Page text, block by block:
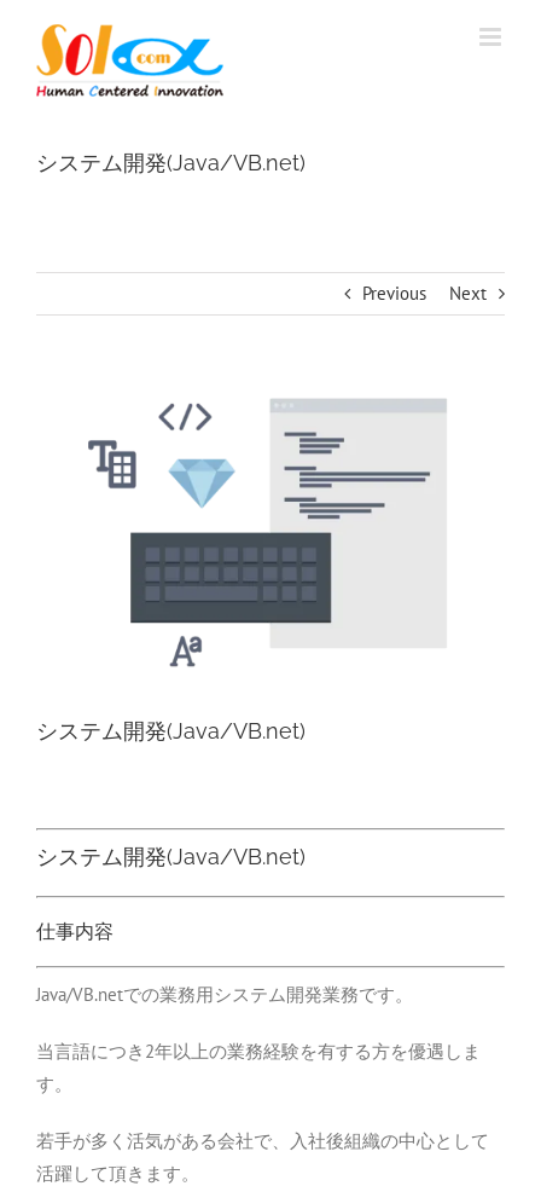
content
システム開発(Java/VB.net)
Previous Next
システム開発(Java/VB.net)
システム開発(Java/VB.net)
仕事内容
Java/VB.netでの業務用システム開発業務です。
当言語につき2年以上の業務経験を有する方を優遇しま
す。
若手が多く活気がある会社で、入社後組織の中心として
活躍して頂きます。